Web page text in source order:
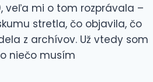
veľa mi o tom rozprávala –
stretla, čo objavila, čo
z archívov. Už vtedy som
niečo musím